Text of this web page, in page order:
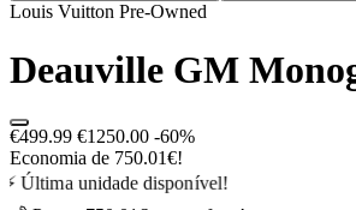
Louis Vuitton Pre-Owned
Deauville GM
€499.99 €1250.00 -60%
Economia de 750.01€!
⚡ Última unidade disponível!